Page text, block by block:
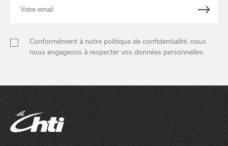
email
Conformément à notre politique de confidentialité, nous
nous engageons à respecter vos données personnelles.